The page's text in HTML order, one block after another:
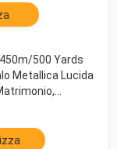
500 Yards
Metallica Lucida